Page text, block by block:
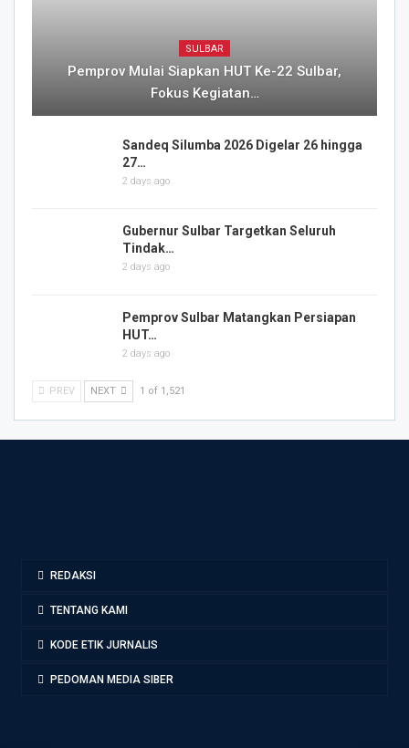
SULBAR
Pemprov Mulai Siapkan HUT Ke-22 Sulbar,
Fokus Kegiatan…
Sandeq Silumba 2026 Digelar 26 hingga
27…
2 days ago
Gubernur Sulbar Targetkan Seluruh
Tindak…
2 days ago
Pemprov Sulbar Matangkan Persiapan
HUT…
2 days ago
PREV NEXT 1 of 1,521
REDAKSI
TENTANG KAMI
KODE ETIK JURNALIS
PEDOMAN MEDIA SIBER